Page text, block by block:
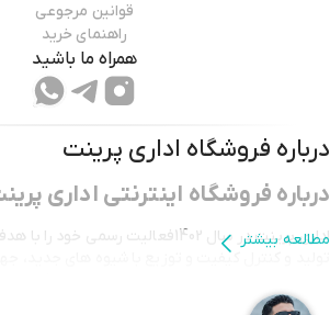
قوانین مرجوعی
راهنمای خرید
همراه ما باشید
درباره فروشگاه اداری پرینت
درباره فروشگاه اینترنتی اداری
اداری پرینت در سال 1402فعالیت رسمی
تولید و کنترل کیفیت و توزیع با شیوه های جدید، جهت
فروشگاه اینترنتی اداری پرینت آغاز نموده است.
مطالعه بیشتر